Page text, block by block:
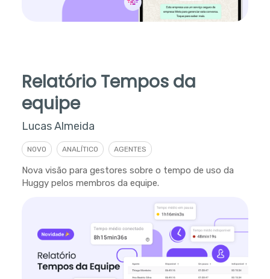
Relatório Tempos da
equipe
Lucas Almeida
NOVO ANALÍTICO AGENTES
Nova visão para gestores sobre o tempo de uso da
Huggy pelos membros da equipe.